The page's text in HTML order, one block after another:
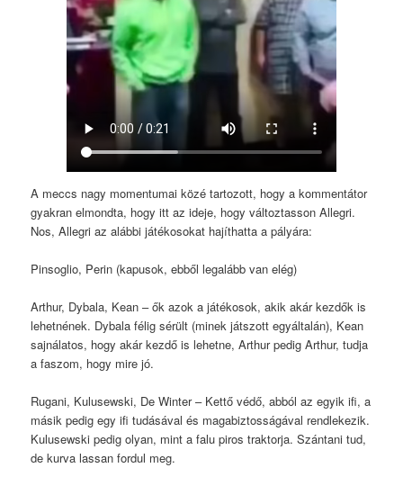
A meccs nagy momentumai közé tartozott, hogy a kommentátor
gyakran elmondta, hogy itt az ideje, hogy változtasson Allegri.
Nos, Allegri az alábbi játékosokat hajíthatta a pályára:
Pinsoglio, Perin (kapusok, ebből legalább van elég)
Arthur, Dybala, Kean – ők azok a játékosok, akik akár kezdők is
lehetnének. Dybala félig sérült (minek játszott egyáltalán), Kean
sajnálatos, hogy akár kezdő is lehetne, Arthur pedig Arthur, tudja
a faszom, hogy mire jó.
Rugani, Kulusewski, De Winter – Kettő védő, abból az egyik ifi, a
másik pedig egy ifi tudásával és magabiztosságával rendlekezik.
Kulusewski pedig olyan, mint a falu piros traktorja. Szántani tud,
de kurva lassan fordul meg.